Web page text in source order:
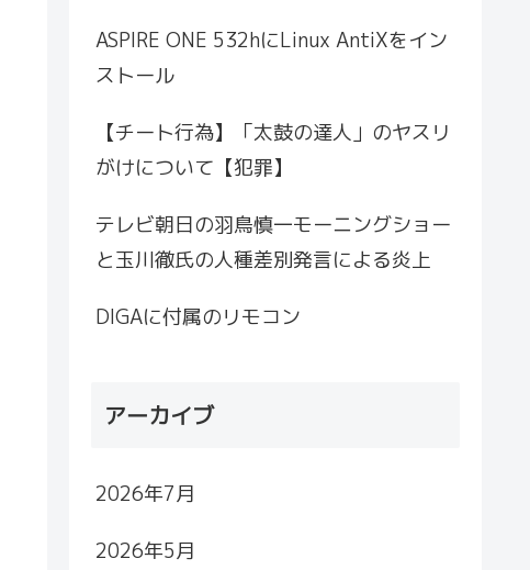
ASPIRE ONE 532hにLinux AntiXをイン
ストール
【チート行為】「太鼓の達人」のヤスリ
がけについて【犯罪】
テレビ朝日の羽鳥慎一モーニングショー
と玉川徹氏の人種差別発言による炎上
DIGAに付属のリモコン
アーカイブ
2026年7月
2026年5月